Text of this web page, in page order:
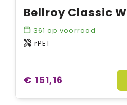
361 op voorraad
rPET
€ 151,16